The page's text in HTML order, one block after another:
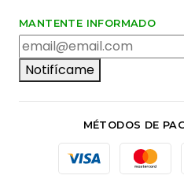
MANTENTE INFORMADO
Notifícame
MÉTODOS DE